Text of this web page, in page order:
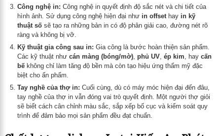
Công nghệ in: Công nghệ in quyết định độ sắc nét và chi tiết của
hình ảnh. Sử dụng công nghệ hiện đại như in offsethay in kỹ
thuật sốsẽ tạo ra những bản in có độ phân giải cao, đường nét rõ
ràng và không bị vỡ.
Kỹ thuật gia công sau in: Gia công là bước hoàn thiện sản phẩm.
Các kỹ thuật như cán màng (bóng/mờ), phủ UV, ép kim , hay cấn
bếkhông chỉ làm tăng độ bền mà còn tạo hiệu ứng thẩm mỹ đặc
biệt cho ấn phẩm.
Tay nghề của thợ in: Cuối cùng, dù có máy móc hiện đại đến đâu,
tay nghề của thợ in vẫn đóng vai trò quyết định. Một người thợ giỏi
sẽ biết cách cân chỉnh màu sắc, sắp xếp bố cục và kiểm soát quy
trình để đảm bảo mọi sản phẩm đều đạt chuẩn.